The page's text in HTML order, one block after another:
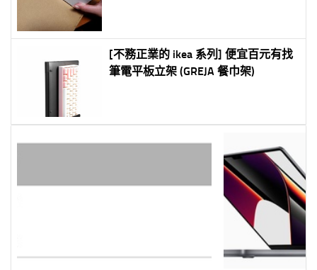
[不務正業的 ikea 系列] 便宜百元有找
筆電平板立架 (GREJA 餐巾架)